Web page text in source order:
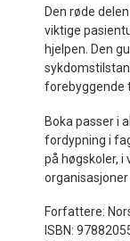
Den røde
viktige
hjelpen. Den
forebyggende
Boka passer i
fordypning i
på høgskoler, i
Forfattere:
ISBN: